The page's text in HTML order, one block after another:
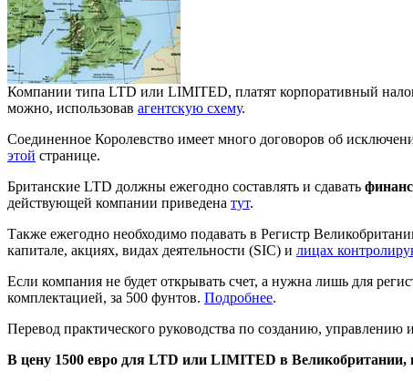
Компании типа LTD или LIMITED, платят корпоративный
можно, использовав агентскую схему.
Соединенное Королевство имеет много договоров об
этой странице.
Британские LTD должны ежегодно составлять и сдавать
действующей компании приведена тут.
Также ежегодно необходимо подавать в Регистр
капитале, акциях, видах деятельности (SIC) и лицах
Если компания не будет открывать счет, а нужна лишь для
комплектацией, за 500 фунтов. Подробнее.
Перевод практического руководства по созданию,
В цену 1500 евро для LTD или LIMITED в